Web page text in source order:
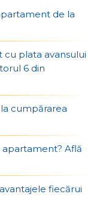
de la
plata avansului
6 din
cumpărarea
Află
fiecărui